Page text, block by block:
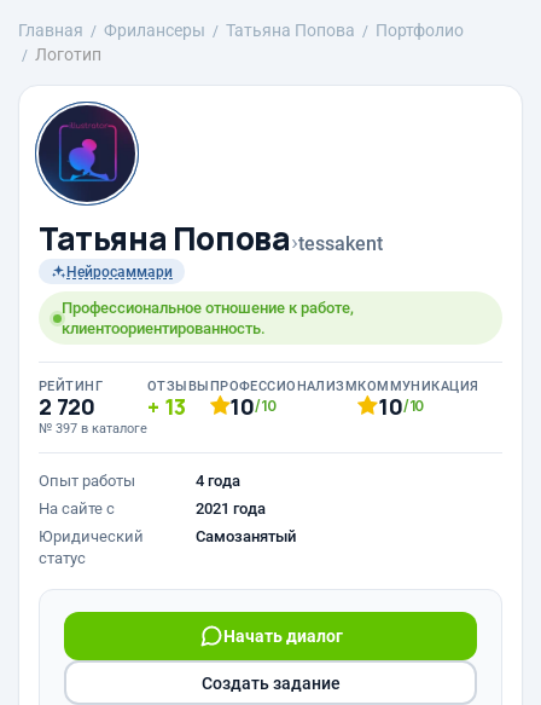
Главная Фрилансеры Татьяна Попова
Портфолио
Логотип
Татьяна Попова›tessakent
Нейросаммари
Профессиональное отношение к работе,
клиентоориентированность.
РЕЙТИНГ
2 720
№ 397 в каталоге
ОТЗЫВЫ
13
ПРОФЕССИОНАЛИЗМ
10/10
КОММУНИКАЦИЯ
10/10
Опыт работы
4 года
На сайте с
2021 года
Юридический
статус
Самозанятый
Начать диалог
Создать задание